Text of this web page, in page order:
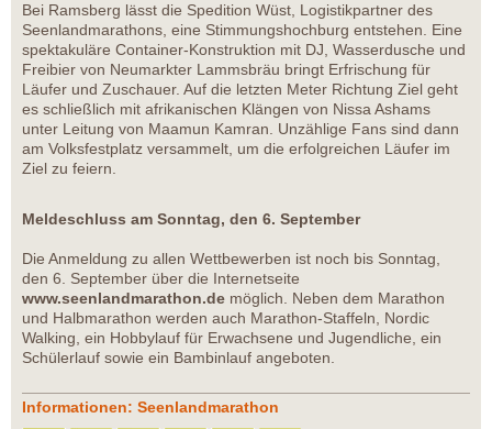
Bei Ramsberg lässt die Spedition Wüst, Logistikpartner des
Seenlandmarathons, eine Stimmungshochburg entstehen. Eine
spektakuläre Container-Konstruktion mit DJ, Wasserdusche und
Freibier von Neumarkter Lammsbräu bringt Erfrischung für
Läufer und Zuschauer. Auf die letzten Meter Richtung Ziel geht
es schließlich mit afrikanischen Klängen von Nissa Ashams
unter Leitung von Maamun Kamran. Unzählige Fans sind dann
am Volksfestplatz versammelt, um die erfolgreichen Läufer im
Ziel zu feiern.
Meldeschluss am Sonntag, den 6. September
Die Anmeldung zu allen Wettbewerben ist noch bis Sonntag,
den 6. September über die Internetseite
www.seenlandmarathon.de möglich. Neben dem Marathon
und Halbmarathon werden auch Marathon-Staffeln, Nordic
Walking, ein Hobbylauf für Erwachsene und Jugendliche, ein
Schülerlauf sowie ein Bambinlauf angeboten.
Informationen: Seenlandmarathon